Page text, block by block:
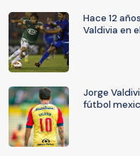
Hace 12
Valdivia en
Jorge
fútbol